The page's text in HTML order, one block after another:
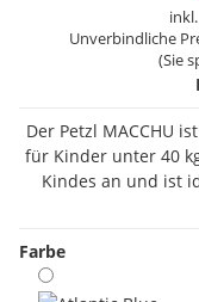
Unverbindliche
(Sie
Der Petzl MACCHU
für Kinder unter 40
Kindes an und ist
Farbe